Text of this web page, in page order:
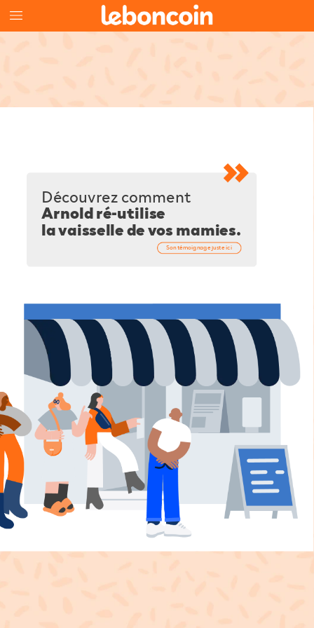
Découvrez comment
Arnoldré-utilise
lavaisselledevos mamies.
Sontémoignagejusteici